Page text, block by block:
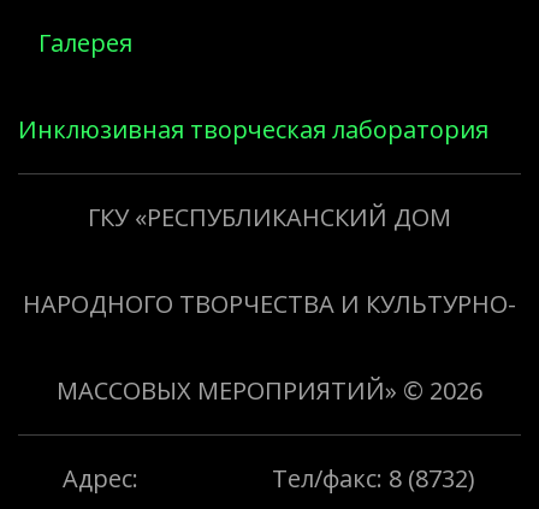
Галерея
Инклюзивная творческая лаборатория
«Творить добро»
ГКУ «РЕСПУБЛИКАНСКИЙ ДОМ
НАРОДНОГО ТВОРЧЕСТВА И КУЛЬТУРНО-
МАССОВЫХ МЕРОПРИЯТИЙ» © 2026
Адрес: Тел/факс: 8 (8732)